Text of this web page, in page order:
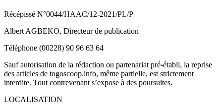
Récépissé N°0044/HAAC/12-2021/PL/P
Albert AGBEKO, Directeur de publication
Téléphone (00228) 90 96 63 64
Sauf autorisation de la rédaction ou partenariat pré-établi, la reprise
des articles de togoscoop.info, même partielle, est strictement
interdite. Tout contrevenant s’expose à des poursuites.
LOCALISATION